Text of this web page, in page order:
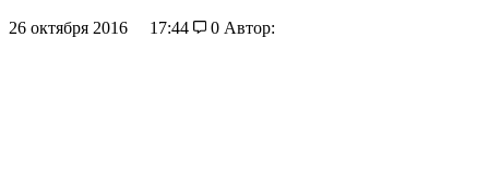
26 октября 2016 17:44 0 Автор: